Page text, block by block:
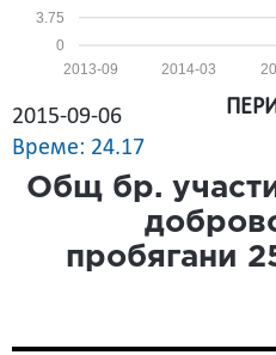
0
3.75
2014-03
2013-09
2015-09-06
Време: 24.17
Общ бр.
пробягани